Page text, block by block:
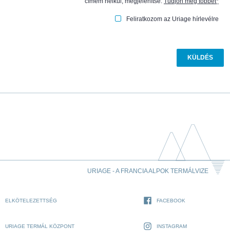
Feliratkozom az Uriage hírlevélre
URIAGE - A FRANCIA ALPOK TERMÁLVIZE
ELKÖTELEZETTSÉG
URIAGE TERMÁL KÖZPONT
FACEBOOK
INSTAGRAM